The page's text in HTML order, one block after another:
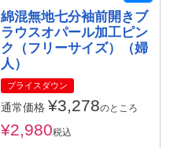
綿混無地七分袖前開きブ
ラウスオパール加工ピン
ク（フリーサイズ）（婦
人）
プライスダウン
通常価格 ¥3,278のところ
¥2,980税込